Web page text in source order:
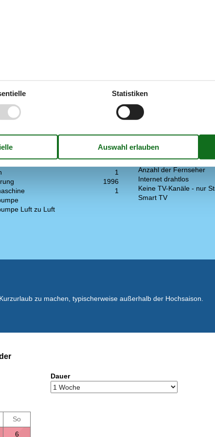
inkl. 4-11 Jahre
6
Fläche
68 m²
1
1996
1
Luft zu Luft
Küche
Anzahl der
Kühlschrank
Spülmaschine
Multimedien
Anzahl der Fernseher
Internet drahtlos
Keine TV-Kanäle - nur
Smart TV
zu machen, typischerweise außerhalb der Hochsaison.
So
6
Dauer
Statistiken